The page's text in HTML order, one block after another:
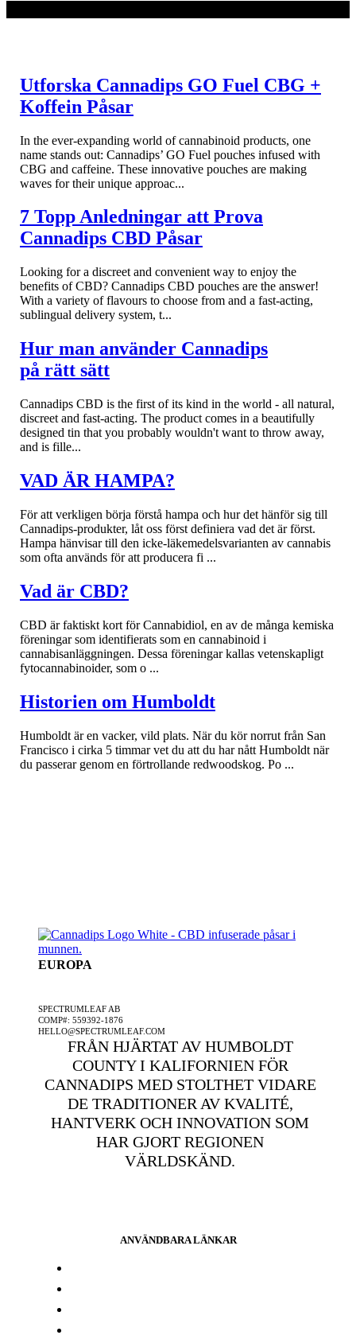
Utforska Cannadips GO Fuel CBG +
Koffein Påsar
In the ever-expanding world of cannabinoid products, one
name stands out: Cannadips’ GO Fuel pouches infused with
CBG and caffeine. These innovative pouches are making
waves for their unique approac...
7 Topp Anledningar att Prova
Cannadips CBD Påsar
Looking for a discreet and convenient way to enjoy the
benefits of CBD? Cannadips CBD pouches are the answer!
With a variety of flavours to choose from and a fast-acting,
sublingual delivery system, t...
Hur man använder Cannadips
på rätt sätt
Cannadips CBD is the first of its kind in the world - all natural,
discreet and fast-acting. The product comes in a beautifully
designed tin that you probably wouldn't want to throw away,
and is fille...
VAD ÄR HAMPA?
För att verkligen börja förstå hampa och hur det hänför sig till
Cannadips-produkter, låt oss först definiera vad det är först.
Hampa hänvisar till den icke-läkemedelsvarianten av cannabis
som ofta används för att producera fi ...
Vad är CBD?
CBD är faktiskt kort för Cannabidiol, en av de många kemiska
föreningar som identifierats som en cannabinoid i
cannabisanläggningen. Dessa föreningar kallas vetenskapligt
fytocannabinoider, som o ...
Historien om Humboldt
Humboldt är en vacker, vild plats. När du kör norrut från San
Francisco i cirka 5 timmar vet du att du har nått Humboldt när
du passerar genom en förtrollande redwoodskog. Po ...
EUROPA
SPECTRUMLEAF AB
COMP#: 559392-1876
HELLO@SPECTRUMLEAF.COM
FRÅN HJÄRTAT AV HUMBOLDT
COUNTY I KALIFORNIEN FÖR
CANNADIPS MED STOLTHET VIDARE
DE TRADITIONER AV KVALITÉ,
HANTVERK OCH INNOVATION SOM
HAR GJORT REGIONEN
VÄRLDSKÄND.
ANVÄNDBARA LÄNKAR